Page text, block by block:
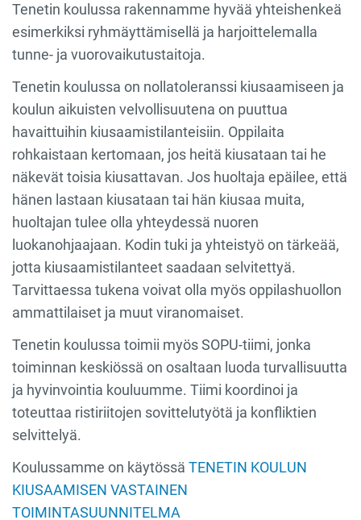
Tenetin koulussa rakennamme hyvää yhteishenkeä
esimerkiksi ryhmäyttämisellä ja harjoittelemalla
tunne- ja vuorovaikutustaitoja.
Tenetin koulussa on nollatoleranssi kiusaamiseen ja
koulun aikuisten velvollisuutena on puuttua
havaittuihin kiusaamistilanteisiin. Oppilaita
rohkaistaan kertomaan, jos heitä kiusataan tai he
näkevät toisia kiusattavan. Jos huoltaja epäilee, että
hänen lastaan kiusataan tai hän kiusaa muita,
huoltajan tulee olla yhteydessä nuoren
luokanohjaajaan. Kodin tuki ja yhteistyö on tärkeää,
jotta kiusaamistilanteet saadaan selvitettyä.
Tarvittaessa tukena voivat olla myös oppilashuollon
ammattilaiset ja muut viranomaiset.
Tenetin koulussa toimii myös SOPU-tiimi, jonka
toiminnan keskiössä on osaltaan luoda turvallisuutta
ja hyvinvointia kouluumme. Tiimi koordinoi ja
toteuttaa ristiriitojen sovittelutyötä ja konfliktien
selvittelyä.
Koulussamme on käytössä TENETIN KOULUN
KIUSAAMISEN VASTAINEN
TOIMINTASUUNNITELMA